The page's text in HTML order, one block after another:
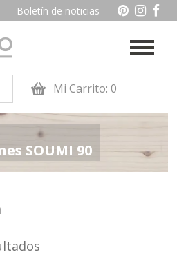
Boletín de noticias
Mi Carrito: 0
POR AMBIENTES
Baño
SOUMI 90